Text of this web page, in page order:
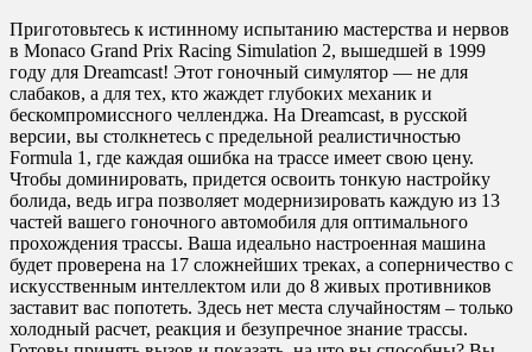
Приготовьтесь к истинному испытанию мастерства и нервов
в Monaco Grand Prix Racing Simulation 2, вышедшей в 1999
году для Dreamcast! Этот гоночный симулятор — не для
слабаков, а для тех, кто жаждет глубоких механик и
бескомпромиссного челленджа. На Dreamcast, в русской
версии, вы столкнетесь с предельной реалистичностью
Formula 1, где каждая ошибка на трассе имеет свою цену.
Чтобы доминировать, придется освоить тонкую настройку
болида, ведь игра позволяет модернизировать каждую из 13
частей вашего гоночного автомобиля для оптимального
прохождения трассы. Ваша идеально настроенная машина
будет проверена на 17 сложнейших треках, а соперничество с
искусственным интеллектом или до 8 живых противников
заставит вас попотеть. Здесь нет места случайностям – только
холодный расчет, реакция и безупречное знание трассы.